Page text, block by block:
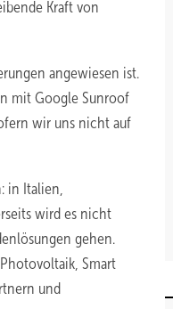
Kraft von
angewiesen ist.
mit Google Sunroof
wir uns nicht auf
in Italien,
wird es nicht
gehen.
Smart
und